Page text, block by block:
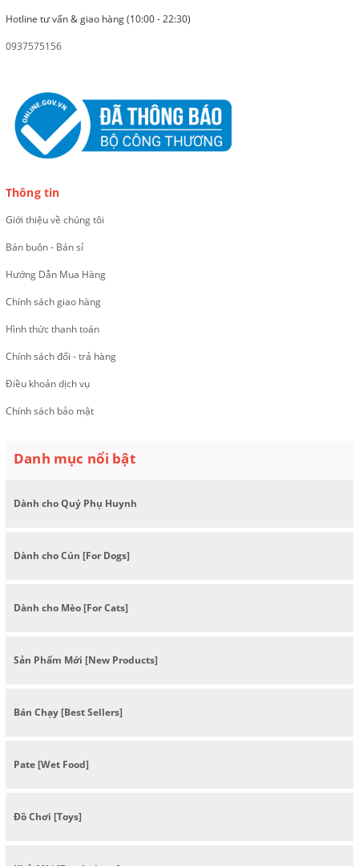
Hotline tư vấn & giao hàng (10:00 - 22:30)
0937575156
Thông tin
Giới thiệu về chúng tôi
Bán buôn - Bán sỉ
Hướng Dẫn Mua Hàng
Chính sách giao hàng
Hình thức thanh toán
Chính sách đổi - trả hàng
Điều khoản dịch vụ
Chính sách bảo mật
Danh mục nổi bật
Dành cho Quý Phụ Huynh
Dành cho Cún [For Dogs]
Dành cho Mèo [For Cats]
Sản Phẩm Mới [New Products]
Bán Chạy [Best Sellers]
Pate [Wet Food]
Đồ Chơi [Toys]